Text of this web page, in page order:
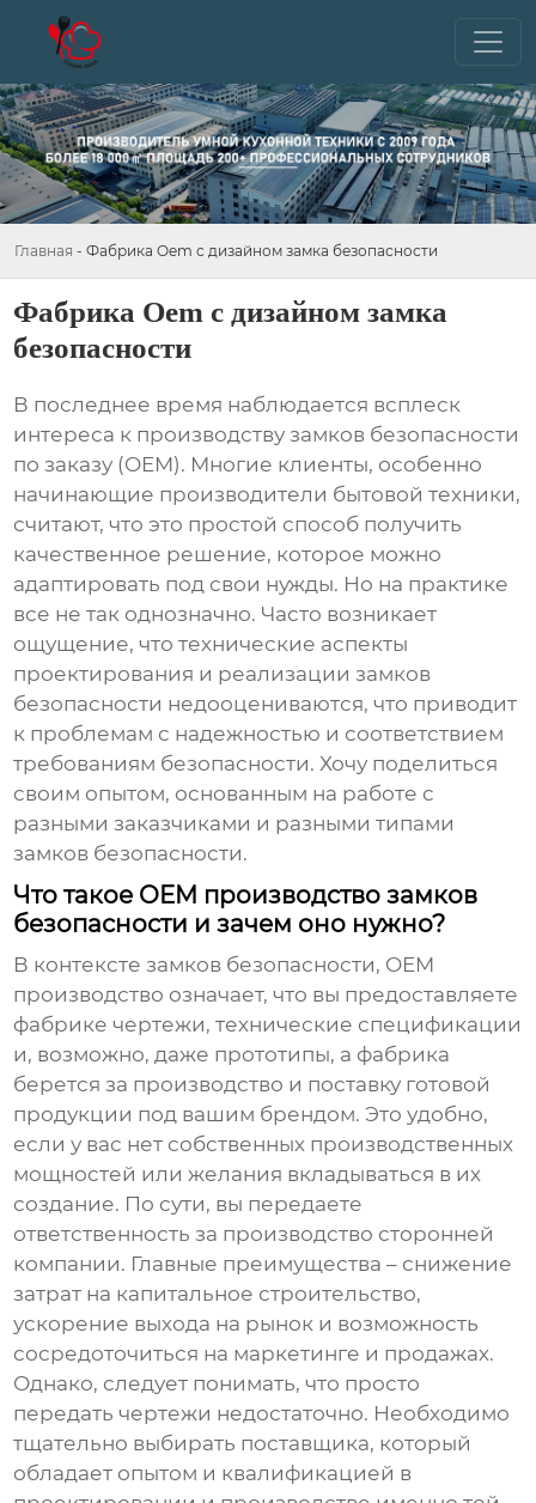
Главная - Фабрика Oem с дизайном замка безопасности
Фабрика Oem с дизайном замка
безопасности
В последнее время наблюдается всплеск
интереса к производствузамков безопасности
по заказу (OEM). Многие клиенты, особенно
начинающие производители бытовой техники,
считают, что это простой способ получить
качественное решение, которое можно
адаптировать под свои нужды. Но на практике
все не так однозначно. Часто возникает
ощущение, что технические аспекты
проектирования и реализациизамков
безопасности недооцениваются, что приводит
к проблемам с надежностью и соответствием
требованиям безопасности. Хочу поделиться
своим опытом, основанным на работе с
разными заказчиками и разными типами
замков безопасности.
Что такое OEM производство замков
безопасности и зачем оно нужно?
В контекстезамков безопасности, OEM
производство означает, что вы предоставляете
фабрике чертежи, технические спецификации
и, возможно, даже прототипы, а фабрика
берется за производство и поставку готовой
продукции под вашим брендом. Это удобно,
если у вас нет собственных производственных
мощностей или желания вкладываться в их
создание. По сути, вы передаете
ответственность за производство сторонней
компании. Главные преимущества – снижение
затрат на капитальное строительство,
ускорение выхода на рынок и возможность
сосредоточиться на маркетинге и продажах.
Однако, следует понимать, что просто
передать чертежи недостаточно. Необходимо
тщательно выбирать поставщика, который
обладает опытом и квалификацией в